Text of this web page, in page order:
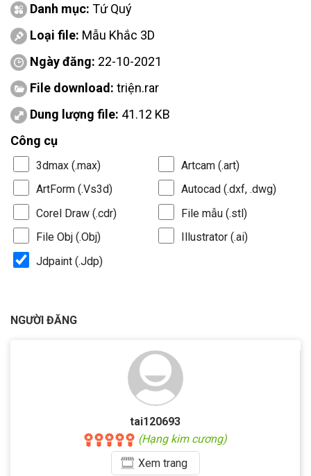
Danh mục: Tứ Quý
Loại file: Mẫu Khắc 3D
Ngày đăng: 22-10-2021
File download: triện.rar
Dung lượng file: 41.12 KB
Công cụ
3dmax (.max)
Artcam (.art)
ArtForm (.Vs3d)
Autocad (.dxf, .dwg)
Corel Draw (.cdr)
File mẫu (.stl)
File Obj (.Obj)
Illustrator (.ai)
Jdpaint (.Jdp)
NGƯỜI ĐĂNG
tai120693
(Hạng kim cương)
Xemtrang